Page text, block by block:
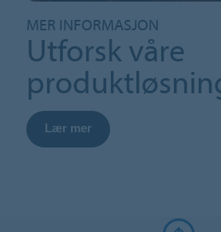
MER INFORMASJON
Utforsk våre
Lær mer